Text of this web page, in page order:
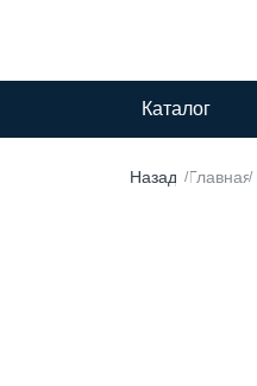
Каталог
/Главная/
Назад